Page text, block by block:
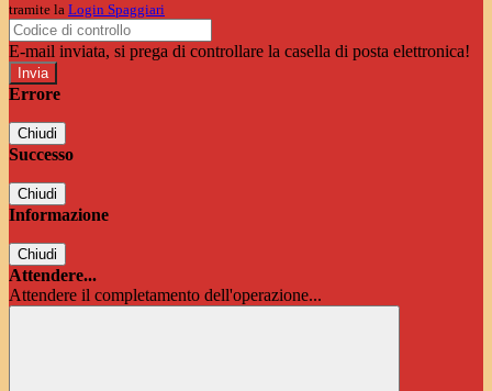
tramite la Login Spaggiari
E-mail inviata, si prega di controllare la casella di posta elettronica!
Errore
Chiudi
Successo
Chiudi
Informazione
Chiudi
Attendere...
Attendere il completamento dell'operazione...